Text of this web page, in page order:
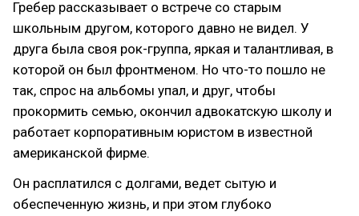
Гребер рассказывает о встрече со старым
школьным другом, которого давно не видел. У
друга была своя рок-группа, яркая и талантливая, в
которой он был фронтменом. Но что-то пошло не
так, спрос на альбомы упал, и друг, чтобы
прокормить семью, окончил адвокатскую школу и
работает корпоративным юристом в известной
американской фирме.
Он расплатился с долгами, ведет сытую и
обеспеченную жизнь, и при этом глубоко